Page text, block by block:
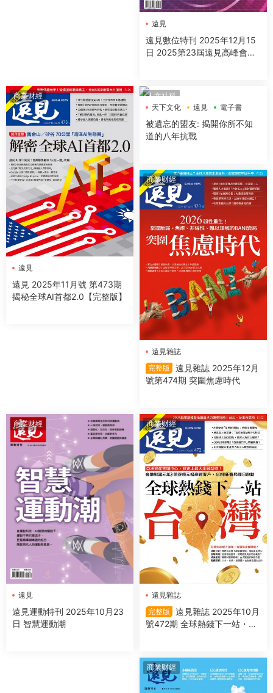
遠見
遠見數位特刊 2025年12月15
日 2025第23屆遠見高峰會精
商業财經
遠見
遠見 2025年11月號 第473期
揭秘全球AI首都2.0【完整版】
人文社科
天下文化
遠見 電子書
被遺忘的盟友: 揭開你所不知
道的八年抗戰
商業财經
遠見雜誌
完整版
遠見雜誌 2025年12月
號第474期 突圍焦慮時代
商業财經
遠見
遠見運動特刊 2025年10月23
日 智慧運動潮
商業财經
遠見雜誌
完整版
遠見雜誌 2025年10月
號472期 全球熱錢下一站・台
商業财經